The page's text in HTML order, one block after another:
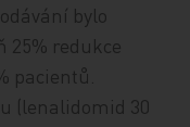
bylo
25% redukce
pacientů.
(lenalidomid 30